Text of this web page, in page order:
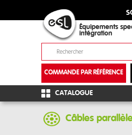
Équipements
intégration
COMMANDE PAR RÉFÉRENCE
CATALOGUE
Câbles